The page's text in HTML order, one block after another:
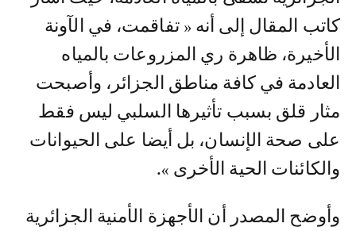
كاتب المقال إلى أنه « تفاقمت، في الآونة
الأخيرة، ظاهرة ري المزروعات بالمياه
العادمة في كافة مناطق الجزائر، وأصبحت
مثار قلق بسبب تأثيرها السلبي ليس فقط
على صحة الإنسان، بل أيضا على الحيوانات
والكائنات الحية الأخرى ».
وأوضح المصدر أن الأجهزة الأمنية الجزائرية